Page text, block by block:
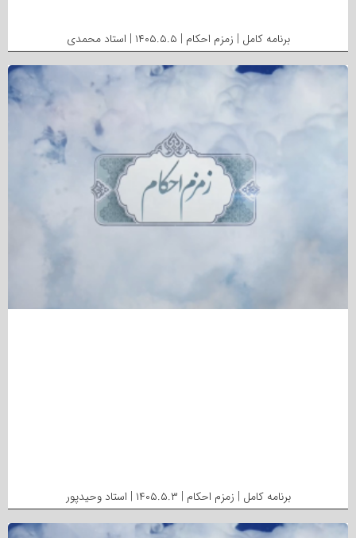
برنامه کامل | زمزم احکام | ۱۴۰۵.۵.۵ | استاد محمدی
برنامه کامل | زمزم احکام | ۱۴۰۵.۵.۳ | استاد وحیدپور